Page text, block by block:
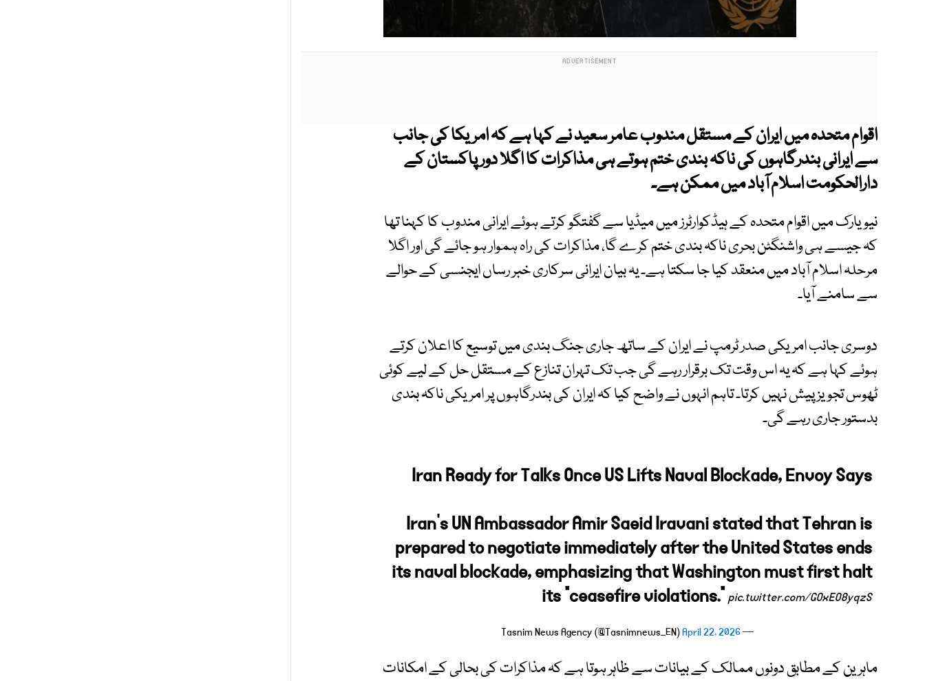
اقوام متحدہ میں ایران کے مستقل مندوب عامر سعید نے کہا ہے کہ امریکا کی جانب
سے ایرانی بندرگاہوں کی ناکہ بندی ختم ہوتے ہی مذاکرات کا اگلا دور پاکستان کے
دارالحکومت اسلام آباد میں ممکن ہے۔
نیویارک میں اقوام متحدہ کے ہیڈکوارٹرز میں میڈیا سے گفتگو کرتے ہوئے ایرانی مندوب کا کہنا تھا
کہ جیسے ہی واشنگٹن بحری ناکہ بندی ختم کرے گا، مذاکرات کی راہ ہموار ہو جائے گی اور اگلا
مرحلہ اسلام آباد میں منعقد کیا جا سکتا ہے۔ یہ بیان ایرانی سرکاری خبر رساں ایجنسی کے حوالے
سے سامنے آیا۔
دوسری جانب امریکی صدر ٹرمپ نے ایران کے ساتھ جاری جنگ بندی میں توسیع کا اعلان کرتے
ہوئے کہا ہے کہ یہ اس وقت تک برقرار رہے گی جب تک تہران تنازع کے مستقل حل کے لیے کوئی
ٹھوس تجویز پیش نہیں کرتا۔ تاہم انہوں نے واضح کیا کہ ایران کی بندرگاہوں پر امریکی ناکہ بندی
بدستور جاری رہے گی۔
Iran Ready for Talks Once US Lifts Naval Blockade, Envoy Says
Iran’s UN Ambassador Amir Saeid Iravani stated that Tehran is
prepared to negotiate immediately after the United States ends
its naval blockade, emphasizing that Washington must first halt
its "ceasefire violations."pic.twitter.com/GOxEO8yqzS
— Tasnim News Agency (@Tasnimnews_EN)
April 22, 2026
ماہرین کے مطابق دونوں ممالک کے بیانات سے ظاہر ہوتا ہے کہ مذاکرات کی بحالی کے امکانات